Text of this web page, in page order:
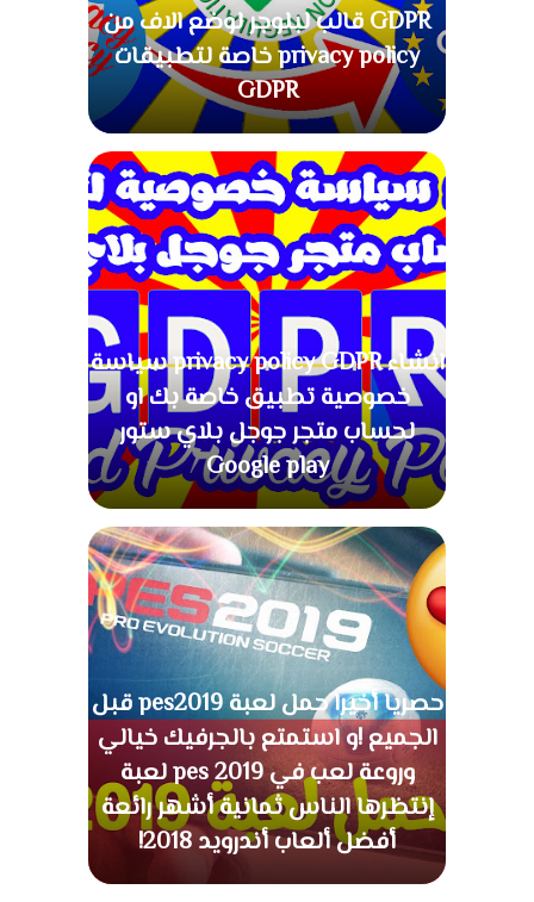
GDPR قالب لبلوجر لوضع الاف من
privacy policy خاصة لتطبيقات
GDPR
انشاء privacy policy GDPR سياسة
خصوصية تطبيق خاصة بك او
لحساب متجر جوجل بلاي ستور
Google play
حصريا أخيرا حمل لعبة pes2019 قبل
الجميع !و استمتع بالجرفيك خيالي
وروعة لعب في pes 2019 لعبة
إنتظرها الناس ثمانية أشهر رائعة
أفضل ألعاب أندرويد 2018!